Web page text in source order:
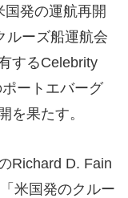
国発の運航再開
ルーズ船運航会
するCelebrity
ートエバーグ
を果たす。
Richard D. Fain
米国発のクルー